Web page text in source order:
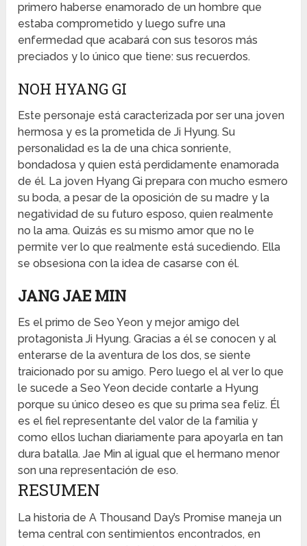
primero haberse enamorado de un hombre que
estaba comprometido y luego sufre una
enfermedad que acabará con sus tesoros más
preciados y lo único que tiene: sus recuerdos.
NOH HYANG GI
Este personaje está caracterizada por ser una joven
hermosa y es la prometida de Ji Hyung. Su
personalidad es la de una chica sonriente,
bondadosa y quien está perdidamente enamorada
de él. La joven Hyang Gi prepara con mucho esmero
su boda, a pesar de la oposición de su madre y la
negatividad de su futuro esposo, quien realmente
no la ama. Quizás es su mismo amor que no le
permite ver lo que realmente está sucediendo. Ella
se obsesiona con la idea de casarse con él.
JANG JAE MIN
Es el primo de Seo Yeon y mejor amigo del
protagonista Ji Hyung. Gracias a él se conocen y al
enterarse de la aventura de los dos, se siente
traicionado por su amigo. Pero luego el al ver lo que
le sucede a Seo Yeon decide contarle a Hyung
porque su único deseo es que su prima sea feliz. Él
es el fiel representante del valor de la familia y
como ellos luchan diariamente para apoyarla en tan
dura batalla. Jae Min al igual que el hermano menor
son una representación de eso.
RESUMEN
La historia de A Thousand Day’s Promise maneja un
tema central con sentimientos encontrados, en